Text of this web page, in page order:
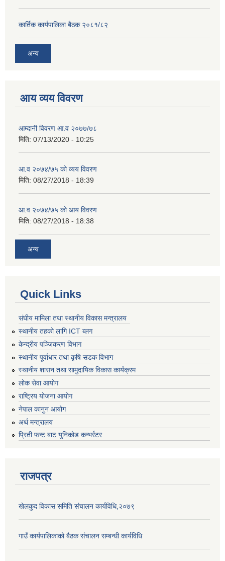
कार्तिक कार्यपालिका बैठक २०८१/८२
अन्य
आय व्यय विवरण
आम्दानी विवरण आ.व २०७७/७८
मिति: 07/13/2020 - 10:25
आ.व २०७४/७५ को व्यय विवरण
मिति: 08/27/2018 - 18:39
आ.व २०७४/७५ को आय विवरण
मिति: 08/27/2018 - 18:38
अन्य
Quick Links
संघीय मामिला तथा स्थानीय विकास मन्त्रालय
स्थानीय तहको लागि ICT ब्लग
केन्द्रीय पञ्जिकरण विभाग
स्थानीय पूर्वाधार तथा कृषि सडक विभाग
स्थानीय शासन तथा सामुदायिक विकास कार्यक्रम
लोक सेवा आयोग
राष्ट्रिय योजना आयोग
नेपाल कानुन आयोग
अर्थ मन्त्रालय
प्रिती फन्ट बाट युनिकोड कन्भर्रटर
राजपत्र
खेलकुद विकास समिति संचालन कार्यविधि,२०७९
गाउँ कार्यपालिकाको बैठक संचालन सम्बन्धी कार्यविधि